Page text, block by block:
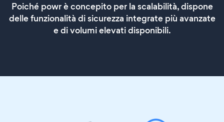
Poiché powr è concepito per la scalabilità, dispone
delle funzionalità di sicurezza integrate più avanzate
e di volumi elevati disponibili.